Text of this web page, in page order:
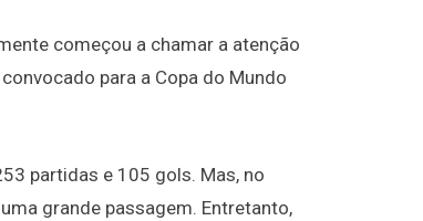
começou a chamar a atenção
para a Copa do Mundo
partidas e 105 gols. Mas, no
grande passagem. Entretanto,